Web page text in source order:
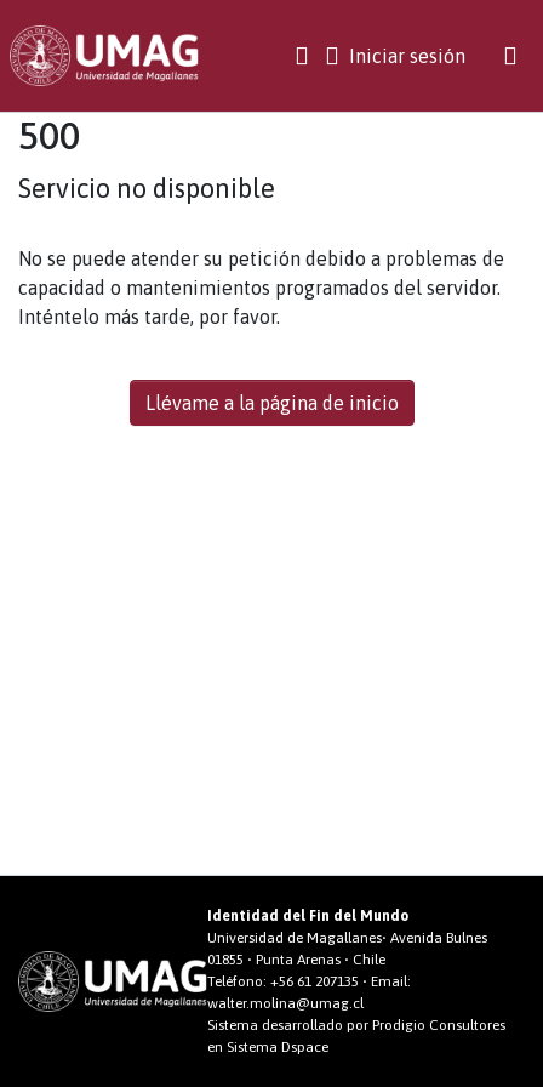
Iniciar sesión(current)
500
Servicio no disponible
No se puede atender su petición debido a problemas de
capacidad o mantenimientos programados del servidor.
Inténtelo más tarde, por favor.
Llévame a la página de inicio
Identidad del Fin del Mundo
Universidad de Magallanes• Avenida Bulnes
01855 • Punta Arenas • Chile
Teléfono:+56 61 207135 • Email:
walter.molina@umag.cl
Sistema desarrollado por Prodigio Consultores
en Sistema Dspace